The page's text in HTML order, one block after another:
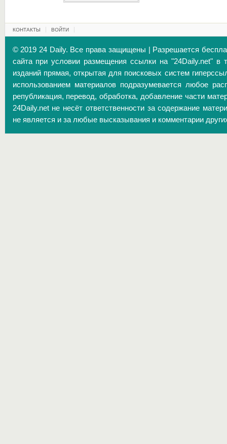
КОНТАКТЫ ВОЙТИ
© 2019 24 Daily. Все права защищены | Разрешается
сайта при условии размещения ссылки на "24Daily.net" в
изданий прямая, открытая для поисковых систем
использованием материалов подразумевается любое
републикация, перевод, обработка, добавление части
24Daily.net не несёт ответственности за содержание
не является и за любые высказывания и комментарии